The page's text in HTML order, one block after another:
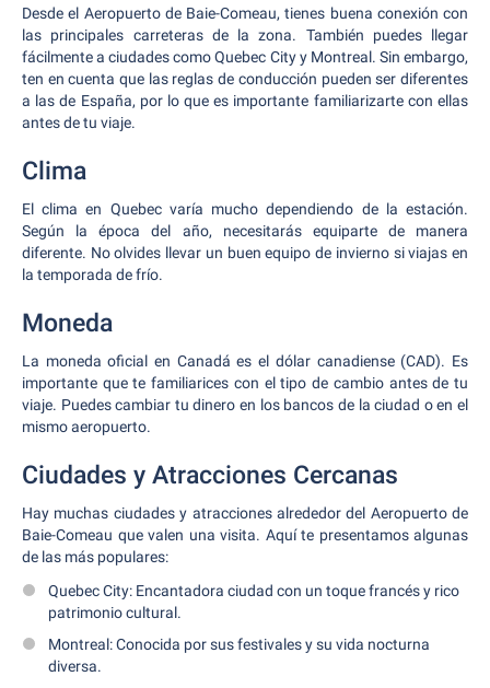
Desde el Aeropuerto de Baie-Comeau, tienes buena conexión con
las principales carreteras de la zona. También puedes llegar
fácilmente a ciudades como Quebec City y Montreal. Sin embargo,
ten en cuenta que las reglas de conducción pueden ser diferentes
a las de España, por lo que es importante familiarizarte con ellas
antes de tu viaje.
Clima
El clima en Quebec varía mucho dependiendo de la estación.
Según la época del año, necesitarás equiparte de manera
diferente. No olvides llevar un buen equipo de invierno si viajas en
la temporada de frío.
Moneda
La moneda oficial en Canadá es el dólar canadiense (CAD). Es
importante que te familiarices con el tipo de cambio antes de tu
viaje. Puedes cambiar tu dinero en los bancos de la ciudad o en el
mismo aeropuerto.
Ciudades y Atracciones Cercanas
Hay muchas ciudades y atracciones alrededor del Aeropuerto de
Baie-Comeau que valen una visita. Aquí te presentamos algunas
de las más populares:
Quebec City: Encantadora ciudad con un toque francés y rico
patrimonio cultural.
Montreal: Conocida por sus festivales y su vida nocturna
diversa.